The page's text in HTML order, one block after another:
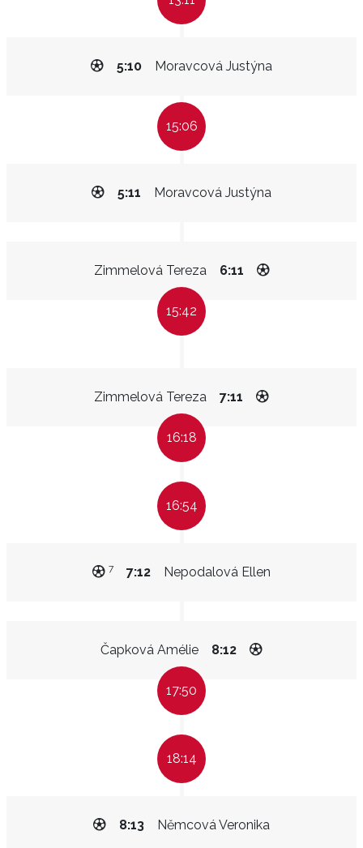
Moravcová Justýna
5:10
15:06
Moravcová Justýna
5:11
Zimmelová Tereza 6:11
15:42
Zimmelová Tereza 7:11
16:18
16:54
Nepodalová Ellen
7:12
7
Čapková Amélie 8:12
17:50
18:14
Němcová Veronika
8:13